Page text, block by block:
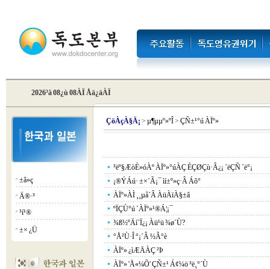
2026³â 08¿ù 08ÀÏ Åä¿äÀÏ
¡á ±â»ç
¡á Ä®·³
¡á ³í¹®
¡á ±× ¿Ü
ÇöÀçÀ§Ä¡ > µ¶µµº»ºÎ> ÇÑ±¹°ú ÀÏº»
³ëº§ÆòÈ­»óÀº ÀÏº»°úÀÇ È­ÇØÇù·Â¿¡ ´ëÇÑ ´ë°¡
¡®ÝÁú· ±×´Ã¡¯ ìí±º»ç·Â Áõ°­
ÀÏº»ÀÌ ¸¸µå´Â ÀüÀïÀ§±â
ºÏÇÙ°ú `ÀÏº»¹®Á¦¡¯
¾ß½ºÄí´Ï¿¡ Àü¹ü ¾ø´Ù?
°Å²Ù·Î °¡´Â ½Ã°è
ÀÏº» ¿ìÆÄÀÇ ²Þ
ÀÏº» 'Å«¼Õ' ÇÑ±¹ Á¢¼ö ³ë¸°´Ù